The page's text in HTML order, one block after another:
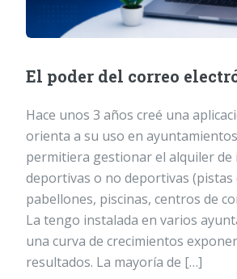
El poder del correo
Hace unos 3 años creé una
orienta a su uso en
permitiera gestionar el alquiler de
deportivas o no deportivas (pistas
pabellones, piscinas, centros de
La tengo instalada en varios
una curva de crecimientos
resultados. La mayoría de […]